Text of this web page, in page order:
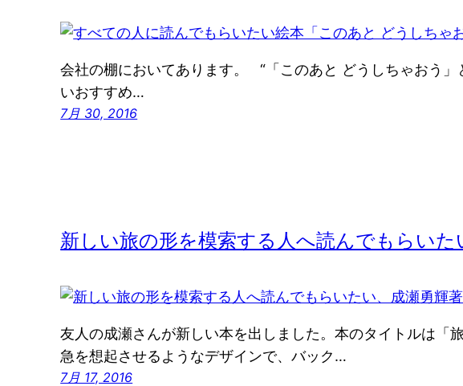
会社の棚においてあります。 “「このあと どうしちゃおう」
いおすすめ…
7月 30, 2016
新しい旅の形を模索する人へ読んでもらいた
友人の成瀬さんが新しい本を出しました。本のタイトルは「
急を想起させるようなデザインで、バック…
7月 17, 2016